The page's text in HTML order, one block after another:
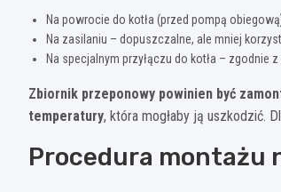
Na powrocie do kotła (przed pompą
Na zasilaniu – dopuszczalne, ale mniej
Na specjalnym przyłączu do kotła – zgodnie
Zbiornik przeponowy powinien być
temperatury, która mogłaby ją uszkodzić.
Procedura montażu